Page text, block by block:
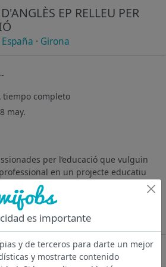
EP RELLEU PER
· Girona
tiempo completo
may.
per l’educació que vulguin
en un projecte educatiu
i transformador. Amb vocació
30 hrs. (100% de la jornada)
Oferta desactivada
es importante
y de terceros para darte un mejor
y mostrarte contenido